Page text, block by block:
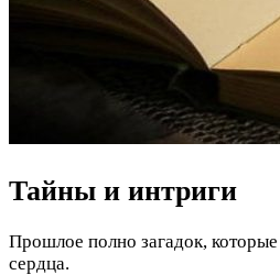
Тайны и интриги
Прошлое полно загадок,
сердца.